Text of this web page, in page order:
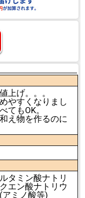
上げ。。。
やすくなりまし
てもOK。
え物を作るのに
タミン酸ナトリ
エン酸ナトリウ
ミノ酸等)